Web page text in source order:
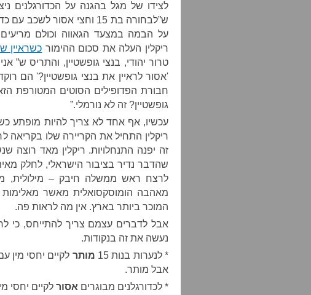
לצידו של מגל בהגנה על הכדורגלנים
על הבמה במצעד הגאווה וכולם
ריקלין העלה את סכום ההימור כשראיין
טרור יהודי, בנצי גופשטיין, והתריס ש”
'אסור לראיין את בנצי גופשטיין?' הם
חבורת הפדופילים הסוטים המטורפת
גופשטיין? זה לא נורמלי.”
עכשיו, אף אחד לא צריך להיות מופתע
ריקלין התחיל את הקריירה שלו
זה יפנה התנחלויות. ריקלין מאד
שהדבר נדיר בציבור הישראלי, לחלק
לרצח ראש ממשלה חיבק – מילולית,
מאהבה הומוסקסואלית מאשר
המוכר ביותר בארץ. אין מה לראות פה.
אבל לדברים עצמם צריך להתייחס, כי
נעשה את זה בנקודות.
* לנערות בנות 15
מותר לקיים יחסי מין
אבל מותר.
* לכדורגלנים מבוגרים אסור לקיים יחסי